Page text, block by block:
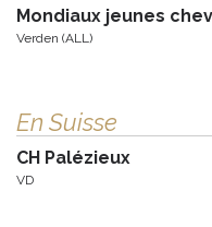
Mondiaux jeunes
Verden (ALL)
En Suisse
CH Palézieux
VD